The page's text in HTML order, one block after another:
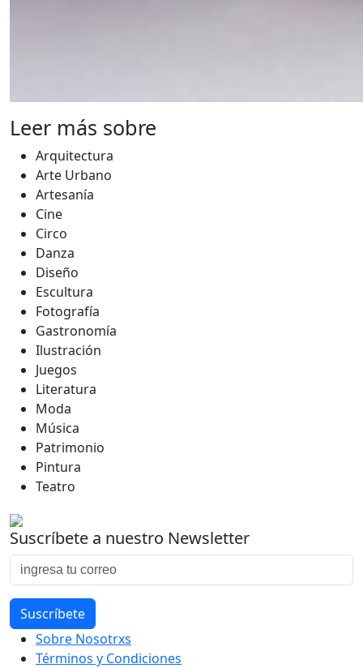
Leer más sobre
Arquitectura
Arte Urbano
Artesanía
Cine
Circo
Danza
Diseño
Escultura
Fotografía
Gastronomía
Ilustración
Juegos
Literatura
Moda
Música
Patrimonio
Pintura
Teatro
Suscríbete a nuestro Newsletter
Sobre Nosotrxs
Términos y Condiciones